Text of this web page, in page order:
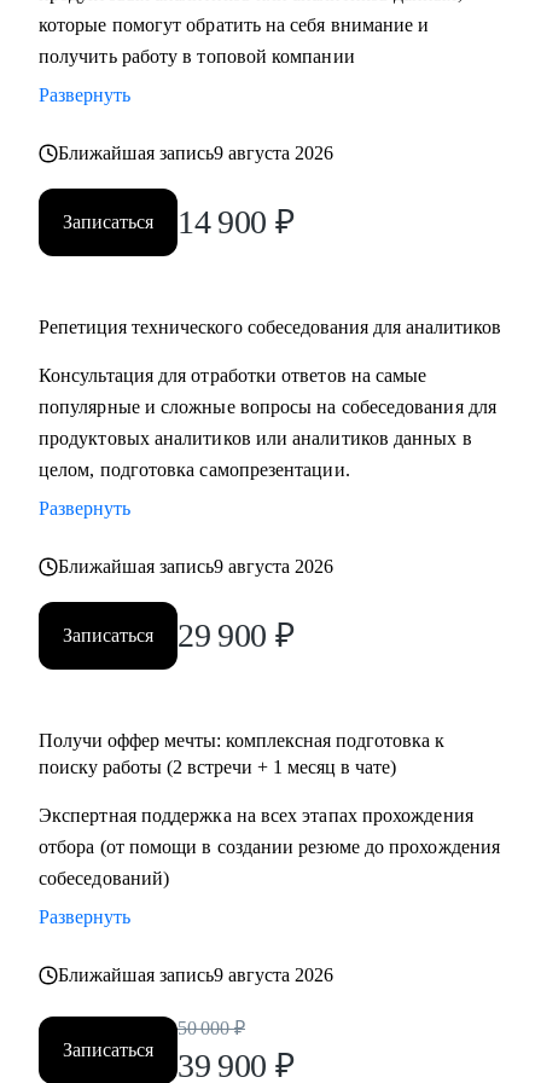
компетенций;
• Получить практические советы по управлению командой;
• Сформировать свою стратегию профессионального роста;
страну своей мечты;
Кому могу помочь:
• Продуктовым аналитикам, аналитикам данных и продаж
трек развития;
• Junior и Middle Продуктовым аналитикам, аналитикам
данных и продаж, которые хотят повысить свой грейд;
• Выпускникам и студентам, которые ищут свою первую
работу в аналитике;
• Аналитикам, которые хотят перейти из стартапа в
• Тем, кто хочет перейти в IT и аналитику из смежной
• Всем IT-специалистам, которые хотят релоцироваться в
Испанию и работать удаленно
которые помогут обратить на себя внимание и
получить работу в топовой компании
Развернуть
Ближайшая запись9 августа 2026
Записаться 14 900 ₽
Репетиция технического собеседования для аналитиков
Консультация для отработки ответов на самые
популярные и сложные вопросы на собеседования для
продуктовых аналитиков или аналитиков данных в
целом, подготовка самопрезентации.
Развернуть
Ближайшая запись9 августа 2026
Записаться 29 900 ₽
Получи оффер мечты: комплексная подготовка к
поиску работы (2 встречи + 1 месяц в чате)
Экспертная поддержка на всех этапах прохождения
отбора (от помощи в создании резюме до прохождения
собеседований)
Развернуть
Ближайшая запись9 августа 2026
Записаться
50 000 ₽
39 900 ₽